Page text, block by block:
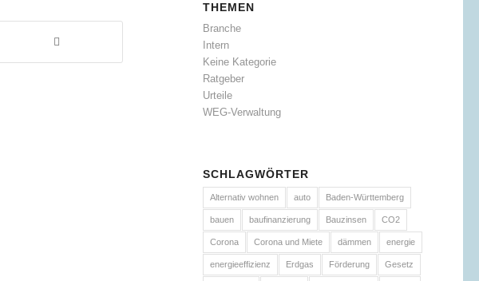
THEMEN
Branche
Intern
Keine Kategorie
Ratgeber
Urteile
WEG-Verwaltung
SCHLAGWÖRTER
Alternativ wohnen auto Baden-Württemberg
bauen baufinanzierung Bauzinsen CO2
Corona Corona und Miete dämmen energie
energieeffizienz Erdgas Förderung Gesetz